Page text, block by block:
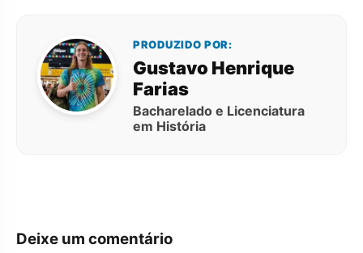
PRODUZIDO POR:
Gustavo Henrique
Farias
Bacharelado e Licenciatura
em História
Deixe um comentário